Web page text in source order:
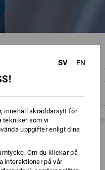
SV EN
innehåll skräddarsytt för
tekniker som vi
uppgifter enligt dina
Om du klickar på
interaktioner på vår